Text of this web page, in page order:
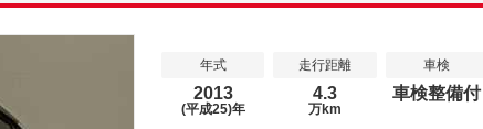
年式
2013
(平成25)年
走行距離
4.3
万km
車検
車検整備付